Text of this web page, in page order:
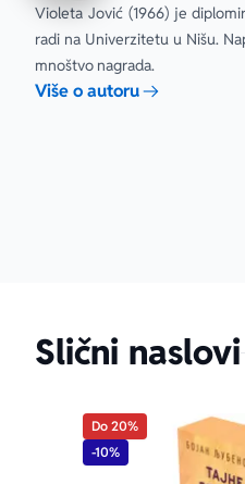
Violeta Jović (1966) je
radi na Univerzitetu u Nišu.
mnoštvo nagrada.
Više o autoru
Slični naslovi
Do 20%
-10%